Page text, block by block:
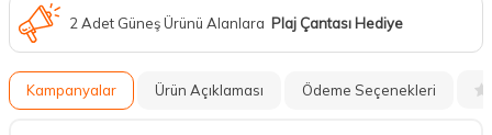
2 Adet Güneş Ürünü Alanlara Plaj Çantası Hediye
Kampanyalar Ürün Açıklaması Ödeme Seçenekleri